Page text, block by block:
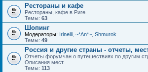
Рестораны и кафе
Рестораны, кафе в Риге.
Темы: 63
Шопинг
Модераторы: Irinelli ~*An*~ Shmurok
Темы: 49
Россия и другие страны - отчеты,
Отчеты форумчан о путешествиях по другим
Описания мест.
Темы: 113